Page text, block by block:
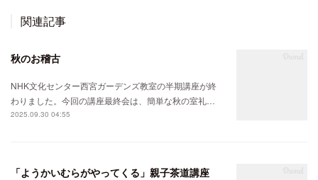
関連記事
秋のお稽古
NHK文化センター西宮ガーデンズ教室の半期講座が終
わりました。今回の講座最終会は、簡単な秋の室礼…
2025.09.30 04:55
「ようかいむらがやってくる」親子茶道講座